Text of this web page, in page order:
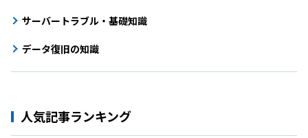
サーバートラブル・基礎知識
データ復旧の知識
人気記事ランキング